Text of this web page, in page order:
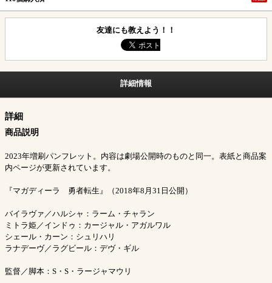
友達にも教えよう！！
詳細情報
詳細
商品説明
2023年増刷パンフレット。内容は劇場公開時のものと同一。表紙と商品案
内ページが更新されています。
『マガディーラ 勇者転生』（2018年8月31日公開）
バイラヴァ／ハルシャ：ラーム・チャラン
ミトラ姫／インドゥ：カージャル・アガルワル
シェール・カーン：シュリハリ
ラナデーヴ／ラグビール：デヴ・ギル
監督／脚本：S・S・ラージャマウリ